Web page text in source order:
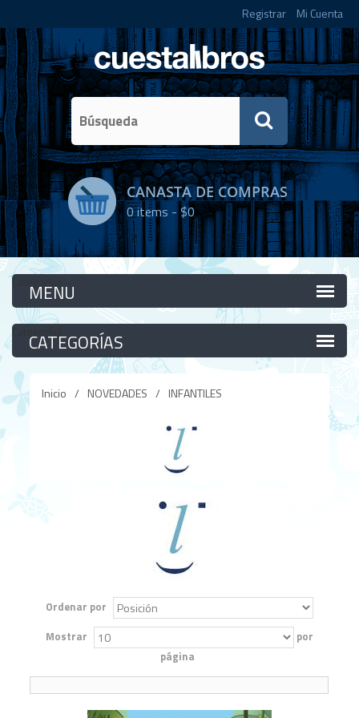
Registrar Mi Cuenta
CANASTA DE COMPRAS
0items -$0
Categorías
Categorías
Inicio / NOVEDADES / INFANTILES
Ordenar por
Mostrar
por
página